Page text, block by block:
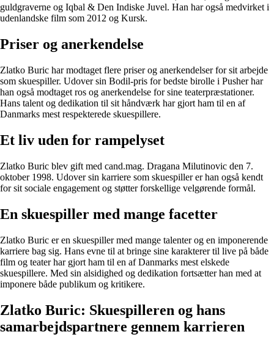
guldgraverne og Iqbal & Den Indiske Juvel. Han har også medvirket i
udenlandske film som 2012 og Kursk.
Priser og anerkendelse
Zlatko Buric har modtaget flere priser og anerkendelser for sit arbejde
som skuespiller. Udover sin Bodil-pris for bedste birolle i Pusher har
han også modtaget ros og anerkendelse for sine teaterpræstationer.
Hans talent og dedikation til sit håndværk har gjort ham til en af
Danmarks mest respekterede skuespillere.
Et liv uden for rampelyset
Zlatko Buric blev gift med cand.mag. Dragana Milutinovic den 7.
oktober 1998. Udover sin karriere som skuespiller er han også kendt
for sit sociale engagement og støtter forskellige velgørende formål.
En skuespiller med mange facetter
Zlatko Buric er en skuespiller med mange talenter og en imponerende
karriere bag sig. Hans evne til at bringe sine karakterer til live på både
film og teater har gjort ham til en af Danmarks mest elskede
skuespillere. Med sin alsidighed og dedikation fortsætter han med at
imponere både publikum og kritikere.
Zlatko Buric: Skuespilleren og hans
samarbejdspartnere gennem karrieren